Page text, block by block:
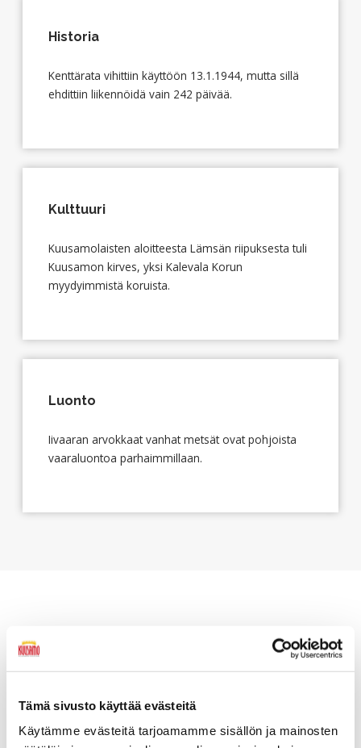
Tämä sivusto käyttää evästeitä
Käytämme evästeitä tarjoamamme sisällön ja mainosten
Historia
Kenttärata vihittiin käyttöön 13.1.1944, mutta sillä
ehdittiin liikennöidä vain 242 päivää.
Kulttuuri
Kuusamolaisten aloitteesta Lämsän riipuksesta tuli
Kuusamon kirves, yksi Kalevala Korun
myydyimmistä koruista.
Luonto
Iivaaran arvokkaat vanhat metsät ovat pohjoista
vaaraluontoa parhaimmillaan.
Videotoistin